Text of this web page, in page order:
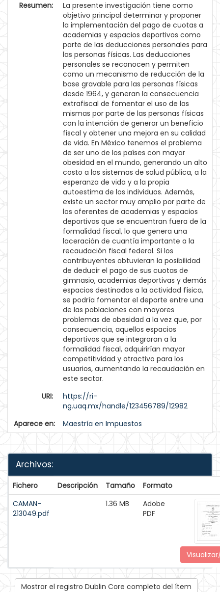
Resumen:
La presente investigación tiene como
objetivo principal determinar y proponer
la implementación del pago de cuotas a
academias y espacios deportivos como
parte de las deducciones personales para
las personas físicas. Las deducciones
personales se reconocen y permiten
como un mecanismo de reducción de la
base gravable para las personas físicas
desde 1964, y generan la consecuencia
extrafiscal de fomentar el uso de las
mismas por parte de las personas físicas
con la intención de generar un beneficio
fiscal y obtener una mejora en su calidad
de vida. En México tenemos el problema
de ser uno de los países con mayor
obesidad en el mundo, generando un alto
costo a los sistemas de salud pública, a la
esperanza de vida y a la propia
autoestima de los individuos. Además,
existe un sector muy amplio por parte de
los oferentes de academias y espacios
deportivos que se encuentran fuera de la
formalidad fiscal, lo que genera una
laceración de cuantía importante a la
recaudación fiscal federal. Si los
contribuyentes obtuvieran la posibilidad
de deducir el pago de sus cuotas de
gimnasio, academias deportivas y demás
espacios destinados a la actividad física,
se podría fomentar el deporte entre una
de las poblaciones con mayores
problemas de obesidad a la vez que, por
consecuencia, aquellos espacios
deportivos que se integraran a la
formalidad fiscal, adquirirían mayor
competitividad y atractivo para los
usuarios, aumentando la recaudación en
este sector.
URI:
https://ri-
ng.uaq.mx/handle/123456789/12982
Aparece en:
Maestría en Impuestos
Archivos:
Fichero Descripción Tamaño
Formato
CAMAN-
213049.pdf
1.36 MB
Adobe
PDF
Mostrar el registro Dublin Core completo del ítem